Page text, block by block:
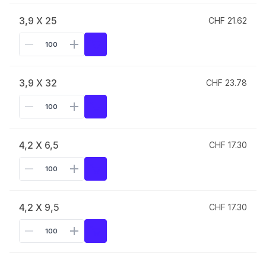
3,9 X 25 CHF 21.62
3,9 X 32 CHF 23.78
4,2 X 6,5 CHF 17.30
4,2 X 9,5 CHF 17.30